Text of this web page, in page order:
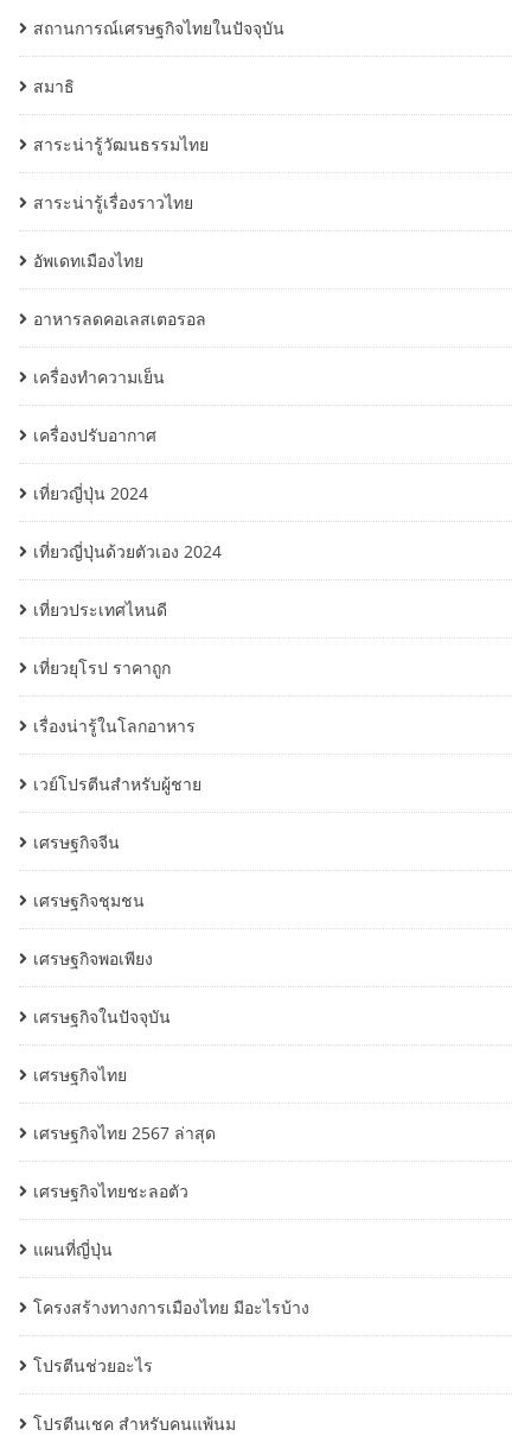
สถานการณ์เศรษฐกิจไทยในปัจจุบัน
สมาธิ
สาระน่ารู้วัฒนธรรมไทย
สาระน่ารู้เรื่องราวไทย
อัพเดทเมืองไทย
อาหารลดคอเลสเตอรอล
เครื่องทำความเย็น
เครื่องปรับอากาศ
เที่ยวญี่ปุ่น 2024
เที่ยวญี่ปุ่นด้วยตัวเอง 2024
เที่ยวประเทศไหนดี
เที่ยวยุโรป ราคาถูก
เรื่องน่ารู้ในโลกอาหาร
เวย์โปรตีนสำหรับผู้ชาย
เศรษฐกิจจีน
เศรษฐกิจชุมชน
เศรษฐกิจพอเพียง
เศรษฐกิจในปัจจุบัน
เศรษฐกิจไทย
เศรษฐกิจไทย 2567 ล่าสุด
เศรษฐกิจไทยชะลอตัว
แผนที่ญี่ปุ่น
โครงสร้างทางการเมืองไทย มีอะไรบ้าง
โปรตีนช่วยอะไร
โปรตีนเชค สำหรับคนแพ้นม